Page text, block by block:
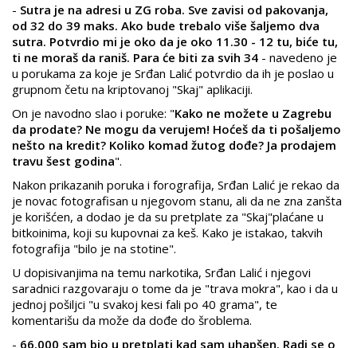
- Sutra je na adresi u ZG roba. Sve zavisi od pakovanja,
od 32 do 39 maks. Ako bude trebalo više šaljemo dva
sutra. Potvrdio mi je oko da je oko 11.30 - 12 tu, biće tu,
ti ne moraš da raniš. Para će biti za svih 34 - navedeno je
u porukama za koje je Srđan Lalić potvrdio da ih je poslao u
grupnom četu na kriptovanoj "Skaj" aplikaciji.
On je navodno slao i poruke: "Kako ne možete u Zagrebu
da prodate? Ne mogu da verujem! Hoćeš da ti pošaljemo
nešto na kredit? Koliko komad žutog dođe? Ja prodajem
travu šest godina".
Nakon prikazanih poruka i forografija, Srđan Lalić je rekao da
je novac fotografisan u njegovom stanu, ali da ne zna zanšta
je korišćen, a dodao je da su pretplate za "Skaj"plaćane u
bitkoinima, koji su kupovnai za keš. Kako je istakao, takvih
fotografija "bilo je na stotine".
U dopisivanjima na temu narkotika, Srđan Lalić i njegovi
saradnici razgovaraju o tome da je "trava mokra", kao i da u
jednoj pošiljci "u svakoj kesi fali po 40 grama", te
komentarišu da može da dođe do šroblema.
- 66.000 sam bio u pretplati kad sam uhapšen. Radi se o